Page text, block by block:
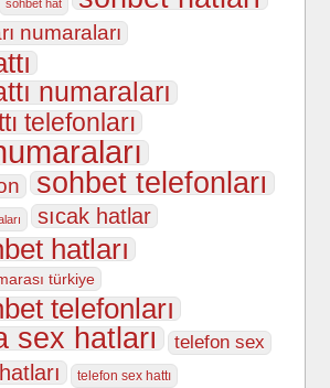
sohbet hat
numaraları
numaraları
telefonları
sohbet telefonları
sıcak hatlar
hatları
türkiye
telefonları
sex hatları telefon sex
telefon sex hattı